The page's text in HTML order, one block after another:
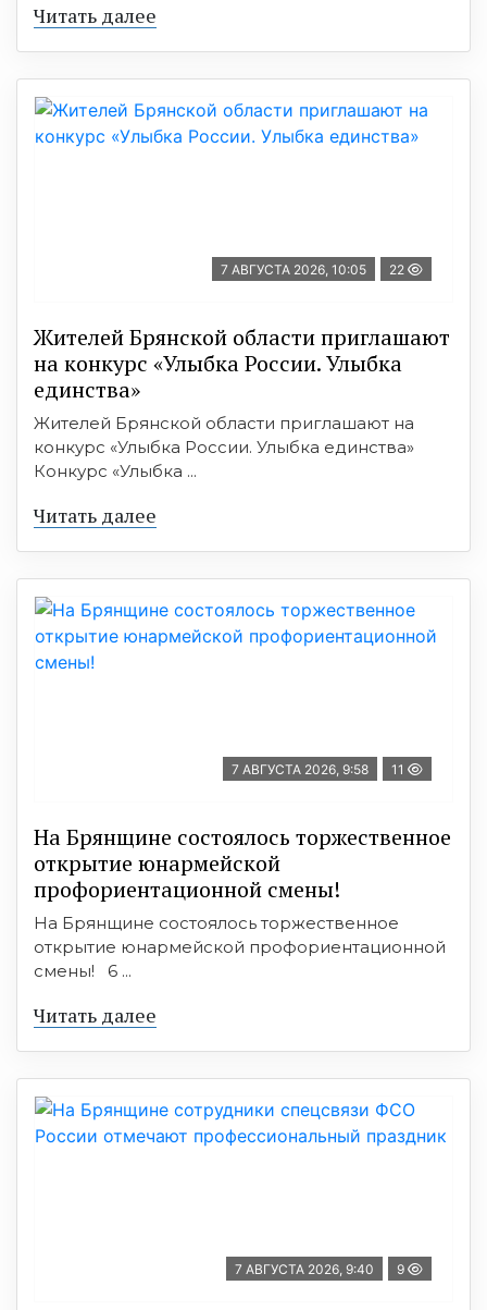
Читать далее
7 АВГУСТА 2026, 10:05 22
Жителей Брянской области приглашают
на конкурс «Улыбка России. Улыбка
единства»
Жителей Брянской области приглашают на
конкурс «Улыбка России. Улыбка единства»
Конкурс «Улыбка ...
Читать далее
7 АВГУСТА 2026, 9:58 11
На Брянщине состоялось торжественное
открытие юнармейской
профориентационной смены!
На Брянщине состоялось торжественное
открытие юнармейской профориентационной
смены! 6 ...
Читать далее
7 АВГУСТА 2026, 9:40 9